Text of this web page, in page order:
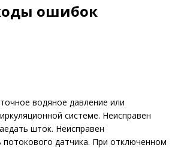
ошибок
водяное давление или
системе. Неисправен
шток. Неисправен
датчика. При отключенном